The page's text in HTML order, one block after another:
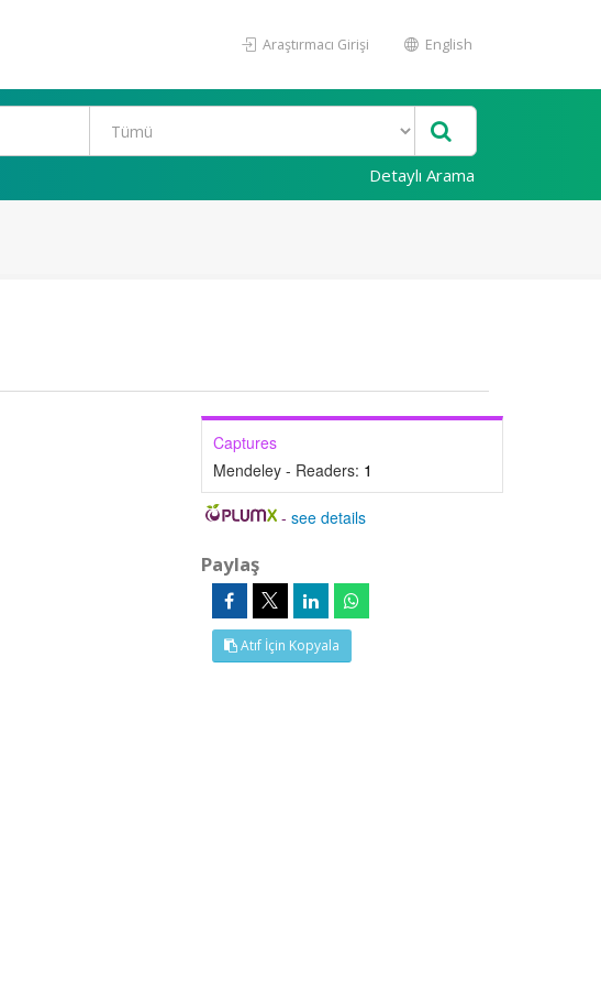
Araştırmacı Girişi English
Detaylı Arama
Captures
Mendeley - Readers: 1
-see details
Paylaş
Atıf İçin Kopyala